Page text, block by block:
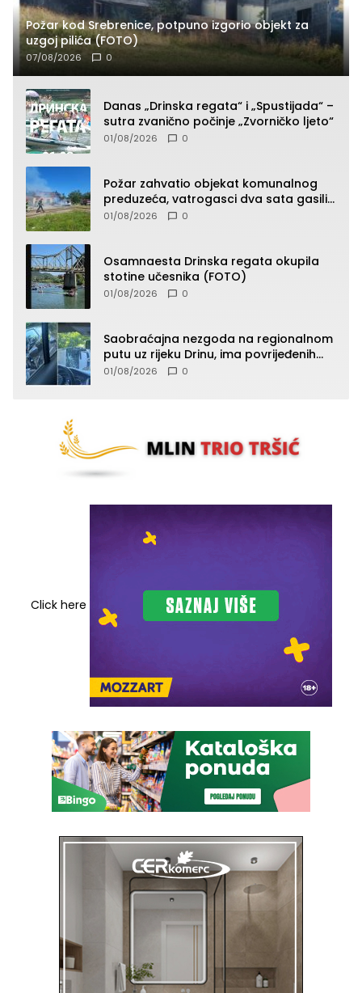
Požar kod Srebrenice, potpuno izgorio objekt za
uzgoj pilića (FOTO)
07/08/2026 0
Danas „Drinska regata“ i „Spustijada“ –
sutra zvanično počinje „Zvorničko ljeto“
01/08/2026 0
Požar zahvatio objekat komunalnog
preduzeća, vatrogasci dva sata gasili
vatru (FOTO)
01/08/2026 0
Osamnaesta Drinska regata okupila
stotine učesnika (FOTO)
01/08/2026 0
Saobraćajna nezgoda na regionalnom
putu uz rijeku Drinu, ima povrijeđenih
lica (FOTO)
01/08/2026 0
Click here